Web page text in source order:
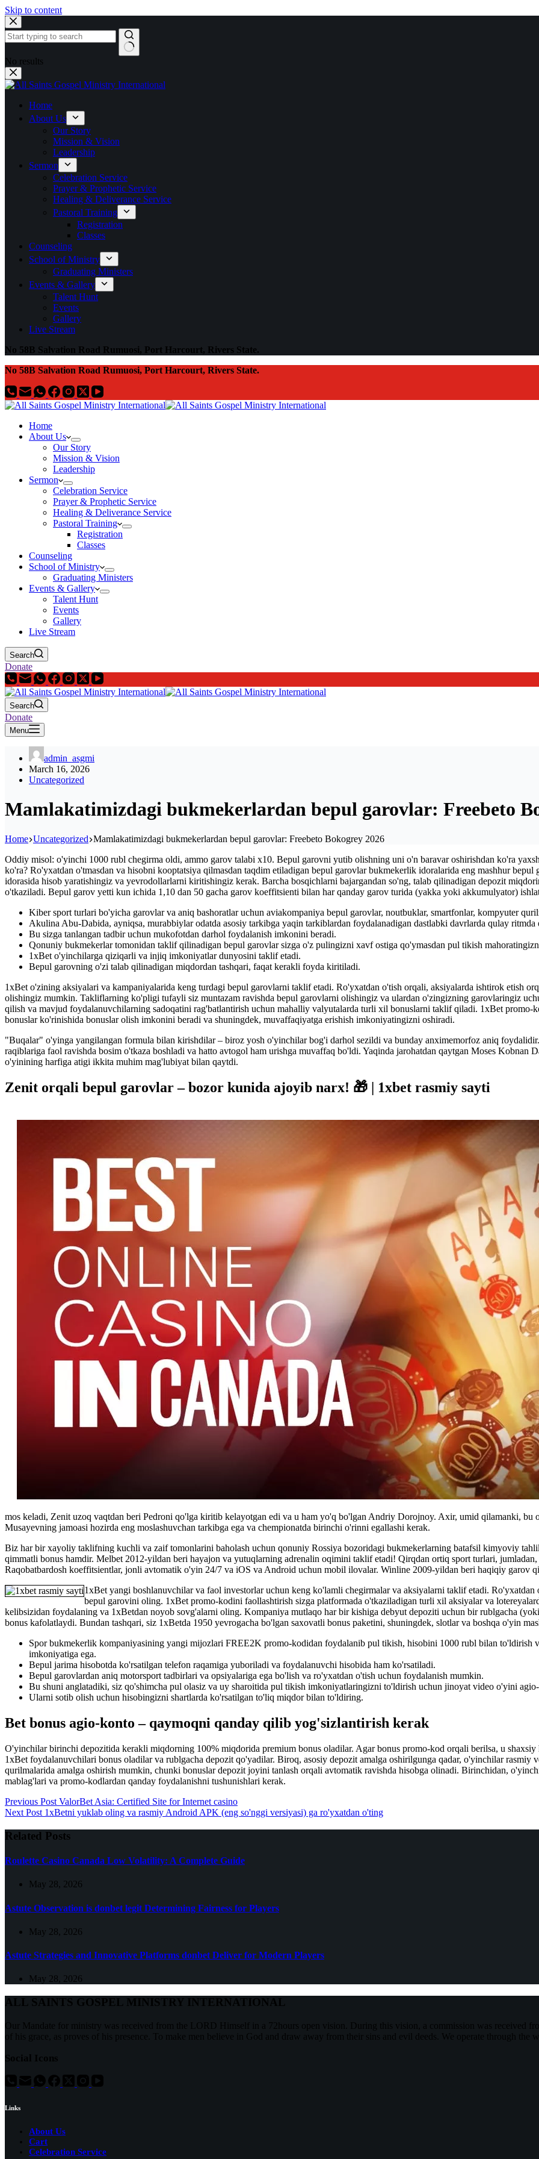
Skip to content
No results
Home
About Us
Our Story
Mission & Vision
Leadership
Sermon
Celebration Service
Prayer & Prophetic Service
Healing & Deliverance Service
Pastoral Training
Registration
Classes
Counseling
School of Ministry
Graduating Ministers
Events & Gallery
Talent Hunt
Events
Gallery
Live Stream
No 58B Salvation Road Rumuosi, Port Harcourt, Rivers State.
No 58B Salvation Road Rumuosi, Port Harcourt, Rivers State.
Home
About Us
Our Story
Mission & Vision
Leadership
Sermon
Celebration Service
Prayer & Prophetic Service
Healing & Deliverance Service
Pastoral Training
Registration
Classes
Counseling
School of Ministry
Graduating Ministers
Events & Gallery
Talent Hunt
Events
Gallery
Live Stream
Search
Donate
Search
Donate
Menu
admin_asgmi
March 16, 2026
Uncategorized
Mamlakatimizdagi bukmekerlardan bepul garovlar: Freebeto
Home Uncategorized Mamlakatimizdagi bukmekerlardan bepul garovlar: Freebeto Bokogrey 2026
Oddiy misol: o'yinchi 1000 rubl chegirma oldi, ammo garov talabi x10. Bepul garovni yutib olishning uni o'n baravar oshirishdan ko'ra
ko'ra? Ro'yxatdan o'tmasdan va hisobni kooptatsiya qilmasdan taqdim etiladigan bepul garovlar bukmekerlik idoralarida eng mashhur bepul
idorasida hisob yaratishingiz va yevrodollarlarni kiritishingiz kerak. Barcha bosqichlarni bajargandan so'ng, talab qilinadigan depozit
o'tkaziladi. Bepul garov yetti kun ichida 1,10 dan 50 gacha garov koeffitsienti bilan har qanday garov turida (yakka yoki akkumulyator)
Kiber sport turlari bo'yicha garovlar va aniq bashoratlar uchun aviakompaniya bepul garovlar, noutbuklar, smartfonlar, kompyuter
Akulina Abu-Dabida, ayniqsa, murabbiylar odatda asosiy tarkibga yaqin tarkiblardan foydalanadigan dastlabki davrlarda qulay ritmda
Bu sizga tanlangan tadbir uchun mukofotdan darhol foydalanish imkonini beradi.
Qonuniy bukmekerlar tomonidan taklif qilinadigan bepul garovlar sizga o'z pulingizni xavf ostiga qo'ymasdan pul tikish
1xBet o'yinchilarga qiziqarli va injiq imkoniyatlar dunyosini taklif etadi.
Bepul garovning o'zi talab qilinadigan miqdordan tashqari, faqat kerakli foyda kiritiladi.
1xBet o'zining aksiyalari va kampaniyalarida keng turdagi bepul garovlarni taklif etadi. Ro'yxatdan o'tish orqali, aksiyalarda ishtirok etish
olishingiz mumkin. Takliflarning ko'pligi tufayli siz muntazam ravishda bepul garovlarni olishingiz va ulardan o'zingizning garovlaringiz
qilish va mavjud foydalanuvchilarning sadoqatini rag'batlantirish uchun mahalliy valyutalarda turli xil bonuslarni taklif qiladi. 1xBet
bonuslar ko'rinishida bonuslar olish imkonini beradi va shuningdek, muvaffaqiyatga erishish imkoniyatingizni oshiradi.
"Buqalar" o'yinga yangilangan formula bilan kirishdilar – biroz yosh o'yinchilar bog'i darhol sezildi va bunday anximemorfoz aniq
raqiblariga faol ravishda bosim o'tkaza boshladi va hatto avtogol ham urishga muvaffaq bo'ldi. Yaqinda jarohatdan qaytgan Moses
o'yinining harfiga atigi ikkita muhim mag'lubiyat bilan qaytdi.
Zenit orqali bepul garovlar – bozor kunida ajoyib narx! 🎁 | 1xbet rasmiy sayti
mos keladi, Zenit uzoq vaqtdan beri Pedroni qo'lga kiritib kelayotgan edi va u ham yo'q bo'lgan Andriy Dorojnoy. Axir, umid qilamanki,
Musayevning jamoasi hozirda eng moslashuvchan tarkibga ega va chempionatda birinchi o'rinni egallashi kerak.
Biz har bir xayoliy taklifning kuchli va zaif tomonlarini baholash uchun qonuniy Rossiya bozoridagi bukmekerlarning batafsil kimyoviy
qimmatli bonus hamdir. Melbet 2012-yildan beri hayajon va yutuqlarning adrenalin oqimini taklif etadi! Qirqdan ortiq sport turlari,
Raqobatbardosh koeffitsientlar, jonli avtomatik o'yin 24/7 va iOS va Android uchun mobil ilovalar. Winline 2009-yildan beri haqiqiy garov
1xBet yangi boshlanuvchilar va faol investorlar uchun keng ko'lamli chegirmalar va aksiyalarni taklif etadi.
bepul garovini oling. 1xBet promo-kodini faollashtirish sizga platformada o'tkaziladigan turli xil aksiyalar va
kelibsizidan foydalaning va 1xBetdan noyob sovg'alarni oling. Kompaniya mutlaqo har bir kishiga debyut depoziti uchun bir rublgacha
bonus kafolatlaydi. Bundan tashqari, siz 1xBetda 1950 yevrogacha bo'lgan saxovatli bonus paketini, shuningdek, slotlar va boshqa o'yin
Spor bukmekerlik kompaniyasining yangi mijozlari FREE2K promo-kodidan foydalanib pul tikish, hisobini 1000 rubl bilan to'ldirish
imkoniyatiga ega.
Bepul jarima hisobotda ko'rsatilgan telefon raqamiga yuboriladi va foydalanuvchi hisobida ham ko'rsatiladi.
Bepul garovlardan aniq motorsport tadbirlari va opsiyalariga ega bo'lish va ro'yxatdan o'tish uchun foydalanish mumkin.
Bu shuni anglatadiki, siz qo'shimcha pul olasiz va uy sharoitida pul tikish imkoniyatlaringizni to'ldirish uchun jinoyat video o'yini
Ularni sotib olish uchun hisobingizni shartlarda ko'rsatilgan to'liq miqdor bilan to'ldiring.
Bet bonus agio-konto – qaymoqni qanday qilib yog'sizlantirish kerak
O'yinchilar birinchi depozitida kerakli miqdorning 100% miqdorida premium bonus oladilar. Agar bonus promo-kod orqali berilsa, u
1xBet foydalanuvchilari bonus oladilar va rublgacha depozit qo'yadilar. Biroq, asosiy depozit amalga oshirilgunga qadar, o'yinchilar
qurilmalarida amalga oshirish mumkin, chunki bonuslar depozit joyini tanlash orqali avtomatik ravishda hisobga olinadi. Birinchidan,
mablag'lari va promo-kodlardan qanday foydalanishni tushunishlari kerak.
Previous Post ValorBet Asia: Certified Site for Internet casino
Next Post 1xBetni yuklab oling va rasmiy Android APK (eng so'nggi versiyasi) ga ro'yxatdan o'ting
Related Posts
Roulette Casino Canada Low Volatility: A Complete Guide
May 28, 2026
Astute Observation is donbet legit Determining Fairness for Players
May 28, 2026
Astute Strategies and Innovative Platforms donbet Deliver for Modern Players
May 28, 2026
ALL SAINTS GOSPEL MINISTRY INTERNATIONAL
Our Mandate for ministry was received from the LORD Himself in a 72hours open vision. During this vision, a commission was received
of his grace, as proves of his presence. To make men believe in God and draw away from their sins and evil deeds. We operate through the
Social Icons
Links
About Us
Cart
Celebration Service